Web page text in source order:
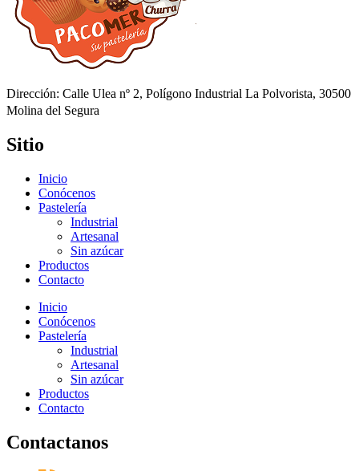
Dirección: Calle Ulea nº 2, Polígono Industrial La Polvorista, 30500
Molina del Segura
Sitio
Inicio
Conócenos
Pastelería
Industrial
Artesanal
Sin azúcar
Productos
Contacto
Inicio
Conócenos
Pastelería
Industrial
Artesanal
Sin azúcar
Productos
Contacto
Contactanos